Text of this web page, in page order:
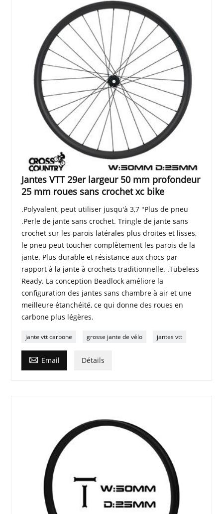
Jantes VTT 29er largeur 50 mm profondeur
25 mm roues sans crochet xc bike
.Polyvalent, peut utiliser jusqu'à 3,7 "Plus de pneu
.Perle de jante sans crochet. Tringle de jante sans
crochet sur les parois latérales plus droites et lisses,
le pneu peut toucher complètement les parois de la
jante. Plus durable et résistance aux chocs par
rapport à la jante à crochets traditionnelle. .Tubeless
Ready. La conception Beadlock améliore la
configuration des jantes sans chambre à air et une
meilleure étanchéité, ce qui donne des roues en
carbone plus légères.
jante vtt carbone grosse jante de vélo jantes vtt
 Email Détails